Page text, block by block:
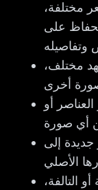
مختلفة،
على
مختلف،
أو
إلى
التالفة،